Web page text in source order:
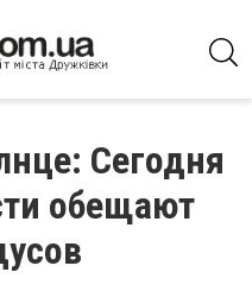
Сегодня
обещают